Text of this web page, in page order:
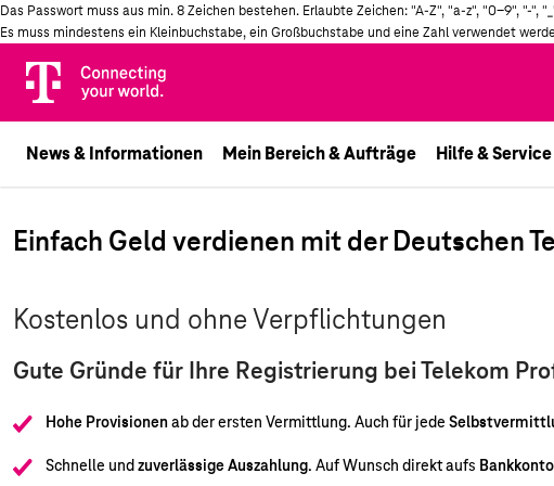
Das Passwort muss aus min. 8 Zeichen bestehen. Erlaubte Zeichen: "A-Z", "a-z", "0-9", "-",
Es muss mindestens ein Kleinbuchstabe, ein Großbuchstabe und eine Zahl verwendet
Telekom
Logo
News & Informationen Mein Bereich & Aufträge Hilfe & Service
Einfach Geld verdienen mit der Deutschen
Kostenlos und ohne Verpflichtungen
Gute Gründe für Ihre Registrierung bei Telekom
Hohe Provisionenab der ersten Vermittlung. Auch für jede
Schnelle und zuverlässige Auszahlung. Auf Wunsch direkt aufs Bankkonto